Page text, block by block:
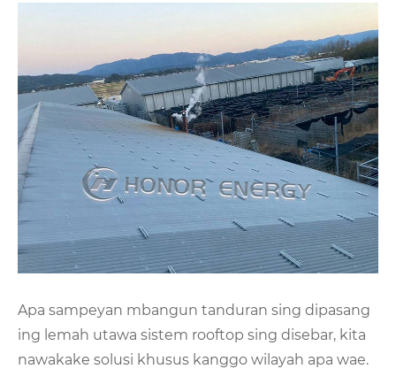
Apa sampeyan mbangun tanduran sing dipasang
ing lemah utawa sistem rooftop sing disebar, kita
nawakake solusi khusus kanggo wilayah apa wae.